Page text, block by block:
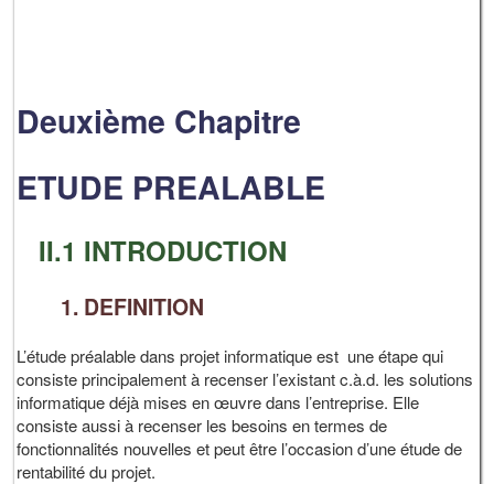
Deuxième Chapitre
ETUDE PREALABLE
II.1 INTRODUCTION
1. DEFINITION
L’étude préalable dans projet informatique est une étape qui
consiste principalement à recenser l’existant c.à.d. les solutions
informatique déjà mises en œuvre dans l’entreprise. Elle
consiste aussi à recenser les besoins en termes de
fonctionnalités nouvelles et peut être l’occasion d’une étude de
rentabilité du projet.